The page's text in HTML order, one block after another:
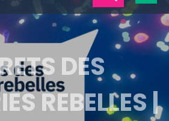
DES
REBELLES |